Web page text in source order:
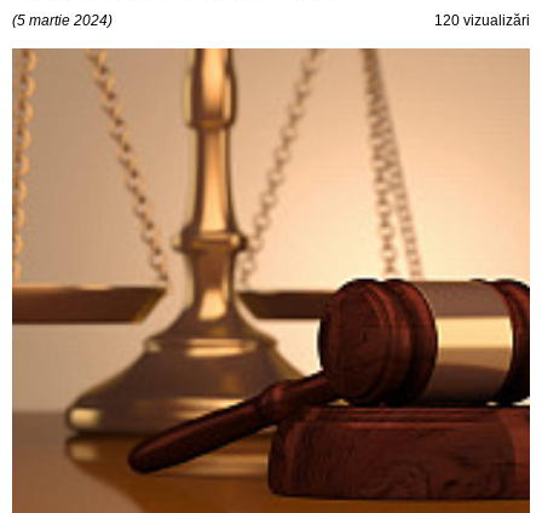
(5 martie 2024) 120 vizualizări